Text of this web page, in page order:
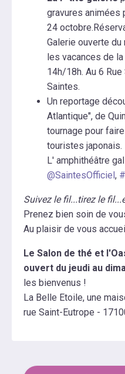
gravures animées
24
Galerie ouverte
les vacances de
14h/18h. Au 6
Saintes.
Un reportage
Atlantique", de
tournage pour
touristes japonais.
L' amphithéâtre
@SaintesOfficiel,
Suivez le fil...tirez le
Prenez bien soin de
Au plaisir de vous
Le Salon de thé et
ouvert du jeudi au
les bienvenus !
La Belle Etoile, une
rue Saint-Eutrope -